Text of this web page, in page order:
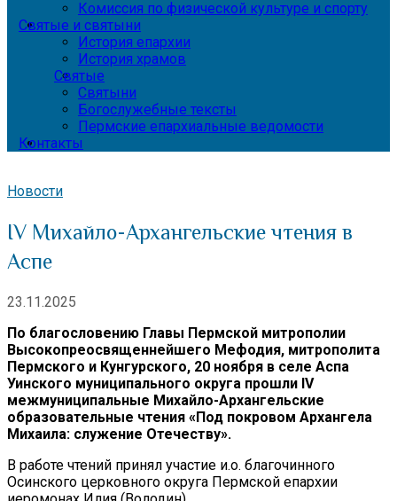
Комиссия по физической культуре и спорту
Святые и святыни
История епархии
История храмов
Святые
Святыни
Богослужебные тексты
Пермские епархиальные ведомости
Контакты
Новости
IV Михайло-Архангельские чтения в
Аспе
23.11.2025
По благословению Главы Пермской митрополии
Высокопреосвященнейшего Мефодия, митрополита
Пермского и Кунгурского, 20 ноября в селе Аспа
Уинского муниципального округа прошли IV
межмуниципальные Михайло-Архангельские
образовательные чтения «Под покровом Архангела
Михаила: служение Отечеству».
В работе чтений принял участие и.о. благочинного
Осинского церковного округа Пермской епархии